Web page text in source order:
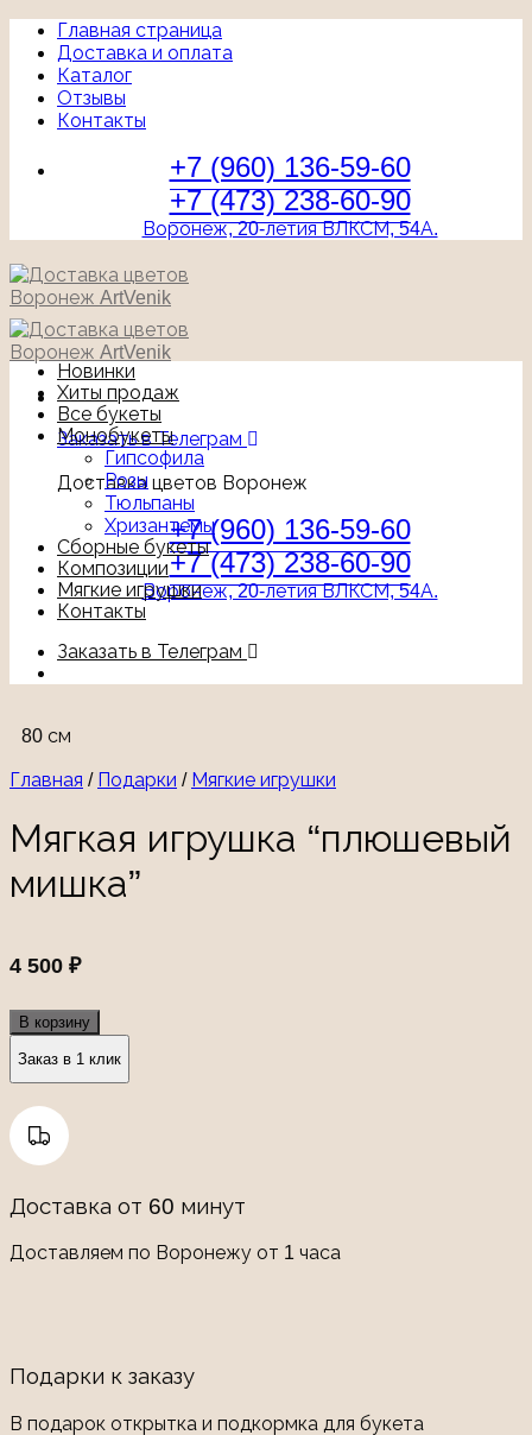
Главная страница
Доставка и оплата
Каталог
Отзывы
Контакты
+7 (960) 136-59-60
+7 (473) 238-60-90
Воронеж, 20-летия ВЛКСМ, 54А.
Заказать в Телеграм
Доставка цветов Воронеж
+7 (960) 136-59-60
+7 (473) 238-60-90
Воронеж, 20-летия ВЛКСМ, 54А.
Новинки
Хиты продаж
Все букеты
Монобукеты
Гипсофила
Розы
Тюльпаны
Хризантемы
Сборные букеты
Композиции
Мягкие игрушки
Контакты
Заказать в Телеграм
80 см
Главная / Подарки / Мягкие игрушки
Мягкая игрушка “плюшевый
мишка”
4 500 ₽
В корзину
Заказ в 1 клик
Доставка от 60 минут
Доставляем по Воронежу от 1 часа
Подарки к заказу
В подарок открытка и подкормка для букета